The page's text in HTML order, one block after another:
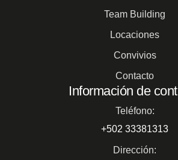
Team Building
Locaciones
Convivios
Contacto
Información de
Teléfono:
+502 33381313
Dirección: